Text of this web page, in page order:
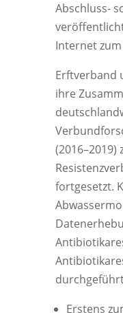
Abschluss-
Internet
Erftverband
ihre
(2016–2019)
fortgesetzt.
Erstens